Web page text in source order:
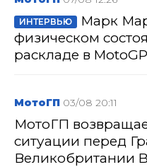
ИНТЕРВЬЮ
Марк
физическом
раскладе в
МотоГП 03/08 20:11
МотоГП
ситуации перед
Великобритании